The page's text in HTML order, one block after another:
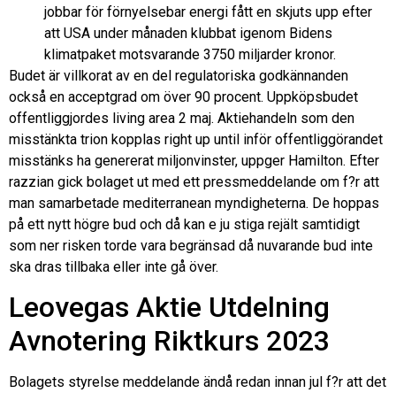
jobbar för förnyelsebar energi fått en skjuts upp efter
att USA under månaden klubbat igenom Bidens
klimatpaket motsvarande 3750 miljarder kronor.
Budet är villkorat av en del regulatoriska godkännanden
också en acceptgrad om över 90 procent. Uppköpsbudet
offentliggjordes living area 2 maj. Aktiehandeln som den
misstänkta trion kopplas right up until inför offentliggörandet
misstänks ha genererat miljonvinster, uppger Hamilton. Efter
razzian gick bolaget ut med ett pressmeddelande om f?r att
man samarbetade mediterranean myndigheterna. De hoppas
på ett nytt högre bud och då kan e ju stiga rejält samtidigt
som ner risken torde vara begränsad då nuvarande bud inte
ska dras tillbaka eller inte gå över.
Leovegas Aktie Utdelning
Avnotering Riktkurs 2023
Bolagets styrelse meddelande ändå redan innan jul f?r att det